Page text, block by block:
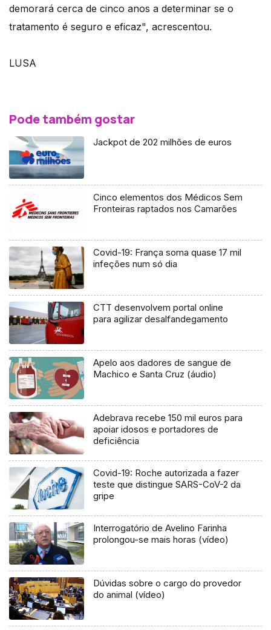
demorará cerca de cinco anos a determinar se o
tratamento é seguro e eficaz", acrescentou.
LUSA
Pode também gostar
Jackpot de 202 milhões de euros
Cinco elementos dos Médicos Sem
Fronteiras raptados nos Camarões
Covid-19: França soma quase 17 mil
infeções num só dia
CTT desenvolvem portal online
para agilizar desalfandegamento
Apelo aos dadores de sangue de
Machico e Santa Cruz (áudio)
Adebrava recebe 150 mil euros para
apoiar idosos e portadores de
deficiência
Covid-19: Roche autorizada a fazer
teste que distingue SARS-CoV-2 da
gripe
Interrogatório de Avelino Farinha
prolongou-se mais horas (vídeo)
Dúvidas sobre o cargo do provedor
do animal (vídeo)